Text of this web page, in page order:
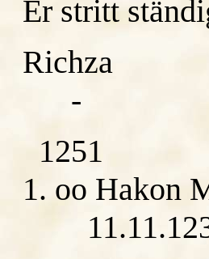
Er stritt
Richza
-
1251
1. oo Hakon